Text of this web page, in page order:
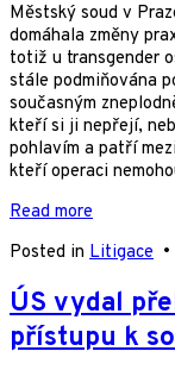
Městský soud v
domáhala změny
totiž u transgender
stále podmiňována
současným
kteří si ji nepřejí,
pohlavím a patří
kteří operaci
Read more
Posted in Litigace •
ÚS vydal
přístupu k